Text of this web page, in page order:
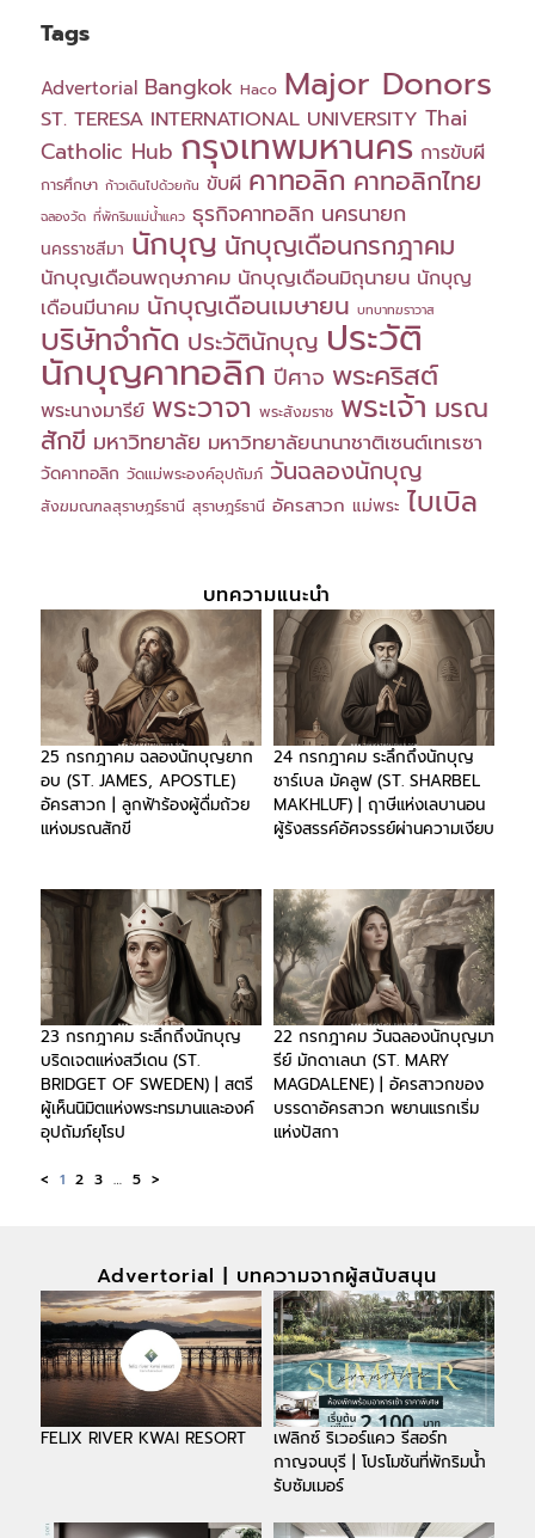
Tags
Advertorial Bangkok Haco Major Donors
ST. TERESA INTERNATIONAL UNIVERSITY Thai
Catholic Hub กรุงเทพมหานคร การขับผี
การศึกษา ก้าวเดินไปด้วยกัน ขับผี คาทอลิก คาทอลิกไทย
ฉลองวัด ที่พักริมแม่น้ำแคว ธุรกิจคาทอลิก นครนายก
นครราชสีมา นักบุญ นักบุญเดือนกรกฎาคม
นักบุญเดือนพฤษภาคม นักบุญเดือนมิถุนายน นักบุญ
เดือนมีนาคม นักบุญเดือนเมษายน บทบาทฆราวาส
บริษัทจำกัด ประวัตินักบุญ ประวัติ
นักบุญคาทอลิก ปีศาจ พระคริสต์
พระนางมารีย์ พระวาจา พระสังฆราช พระเจ้า มรณ
สักขี มหาวิทยาลัย มหาวิทยาลัยนานาชาติเซนต์เทเรซา
วัดคาทอลิก วัดแม่พระองค์อุปถัมภ์ วันฉลองนักบุญ
สังฆมณฑลสุราษฎร์ธานี สุราษฎร์ธานี อัครสาวก แม่พระ ไบเบิล
บทความแนะนำ
25 กรกฎาคม ฉลองนักบุญยาก
อบ (ST. JAMES, APOSTLE)
อัครสาวก | ลูกฟ้าร้องผู้ดื่มถ้วย
แห่งมรณสักขี
24 กรกฎาคม ระลึกถึงนักบุญ
ชาร์เบล มัคลูฟ (ST. SHARBEL
MAKHLŪF) | ฤาษีแห่งเลบานอน
ผู้รังสรรค์อัศจรรย์ผ่านความเงียบ
23 กรกฎาคม ระลึกถึงนักบุญ
บริดเจตแห่งสวีเดน (ST.
BRIDGET OF SWEDEN) | สตรี
ผู้เห็นนิมิตแห่งพระทรมานและองค์
อุปถัมภ์ยุโรป
22 กรกฎาคม วันฉลองนักบุญมา
รีย์ มักดาเลนา (ST. MARY
MAGDALENE) | อัครสาวกของ
บรรดาอัครสาวก พยานแรกเริ่ม
แห่งปัสกา
< 1 2 3 … 5 >
Advertorial | บทความจากผู้สนับสนุน
FELIX RIVER KWAI RESORT
เฟลิกซ์ ริเวอร์แคว รีสอร์ท
กาญจนบุรี | โปรโมชันที่พักริมน้ำ
รับซัมเมอร์